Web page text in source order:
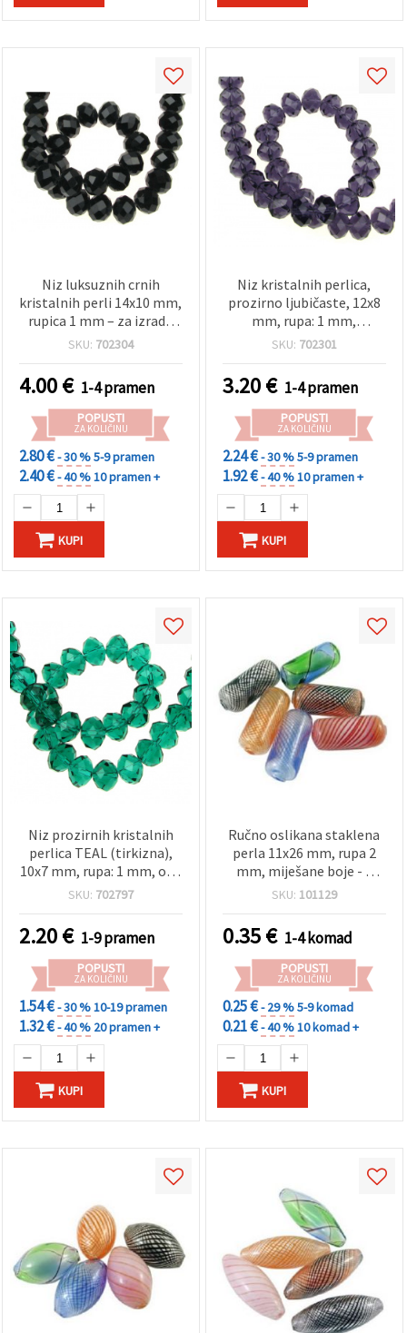
Niz luksuznih crnih
kristalnih perli 14x10 mm,
rupica 1 mm – za izradu
nakita, modne dodatke i
SKU: 702304
4.00€ 1-4 pramen
POPUSTI
ZA KOLIČINU
2.80 €- 30 %5-9 pramen
2.40 €- 40 %10 pramen +
KUPI
Niz kristalnih perlica,
prozirno ljubičaste, 12x8
mm, rupa: 1 mm,
približno 72 kom
SKU: 702301
3.20€ 1-4 pramen
POPUSTI
ZA KOLIČINU
2.24 €- 30 %5-9 pramen
1.92 €- 40 %10 pramen +
KUPI
Niz prozirnih kristalnih
perlica TEAL (tirkizna),
10x7 mm, rupa: 1 mm, oko
68 kom – za izradu nakita i
SKU: 702797
2.20€ 1-9 pramen
POPUSTI
ZA KOLIČINU
1.54 €- 30 %10-19 pramen
1.32 €- 40 % 20 pramen +
KUPI
Ručno oslikana staklena
perla 11x26 mm, rupa 2
mm, miješane boje - 1
kom
SKU: 101129
0.35€ 1-4 komad
POPUSTI
ZA KOLIČINU
0.25 €- 29 %5-9 komad
0.21 €- 40 %10 komad +
KUPI